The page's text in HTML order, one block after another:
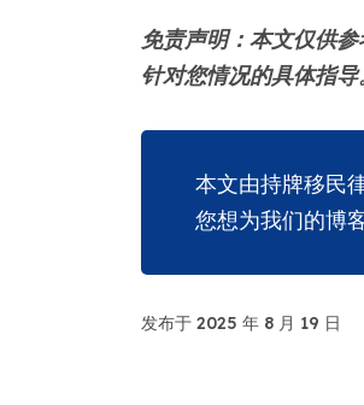
免责声明：本文仅供
针对您情况的具体指导
本文由持牌移民
您想为我们的博
发布于 2025 年 8 月 19 日